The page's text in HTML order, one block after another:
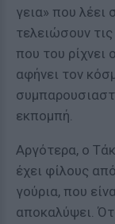
γεια» που λέει
τελειώσουν
που του ρίχνει
αφήνει τον
εκπομπή.
Αργότερα, ο
έχει φίλους
γούρια, που
αποκαλύψει.